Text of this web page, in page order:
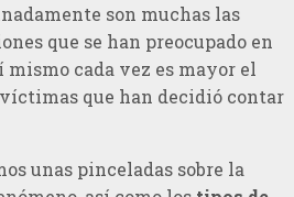
son muchas las
que se han preocupado en
cada vez es mayor el
que han decidió contar
unas pinceladas sobre la